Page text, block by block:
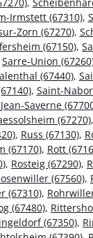
Irmstett (67310),
Zorn (67270),
(67150),
Sarre-Union
(67440),
, Saint-
Saverne
(67270),
, Russ (67130),
(67170), Rott
, Rosteig (67290),
(67560),
(67310),
(67480),
(67350),